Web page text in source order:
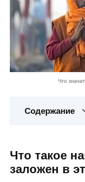
Что
Содержание
Что такое
заложен в